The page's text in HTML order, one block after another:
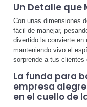
Un Detalle que
Con unas dimensiones
fácil de manejar,
divertido la convierte en
manteniendo vivo el
sorprende a tus clientes
La funda para
empresa
en el cuello de